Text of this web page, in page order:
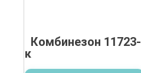
Комбинезон 11723-
к